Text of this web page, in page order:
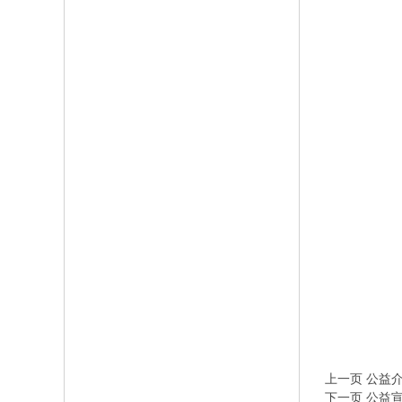
上一页 公益
下一页 公益